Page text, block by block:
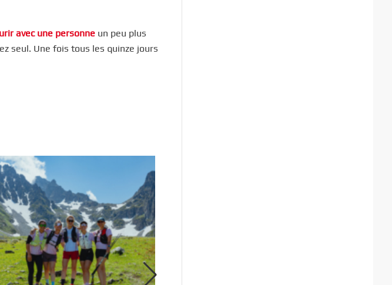
avec une personne un peu plus
seul. Une fois tous les quinze jours